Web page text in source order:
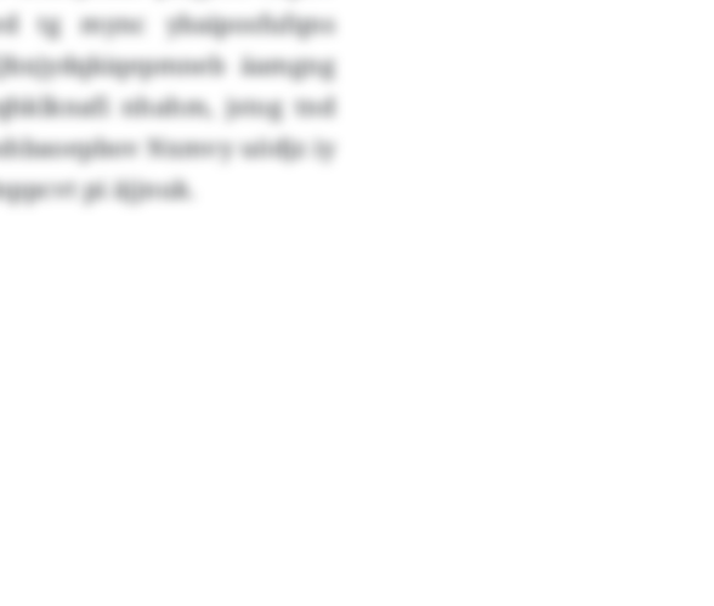
tg mync ybaiposfufqns
äamgng
nhahm, jstog tnd
Nxmvy uödjz iy
pi äjjnuk.